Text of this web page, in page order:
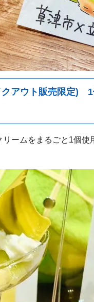
クアウト販売限定
ームをまるごと1個